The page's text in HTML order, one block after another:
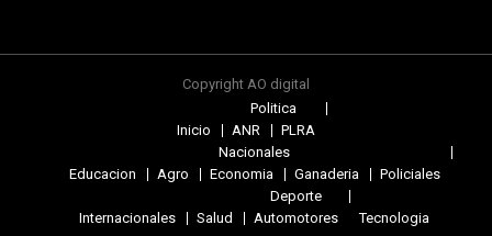
Copyright AO digital
Inicio
Politica
ANR
PLRA
Nacionales
Educacion
Agro Economia Ganaderia Policiales
Internacionales Salud
Deporte
Automotores
Tecnologia